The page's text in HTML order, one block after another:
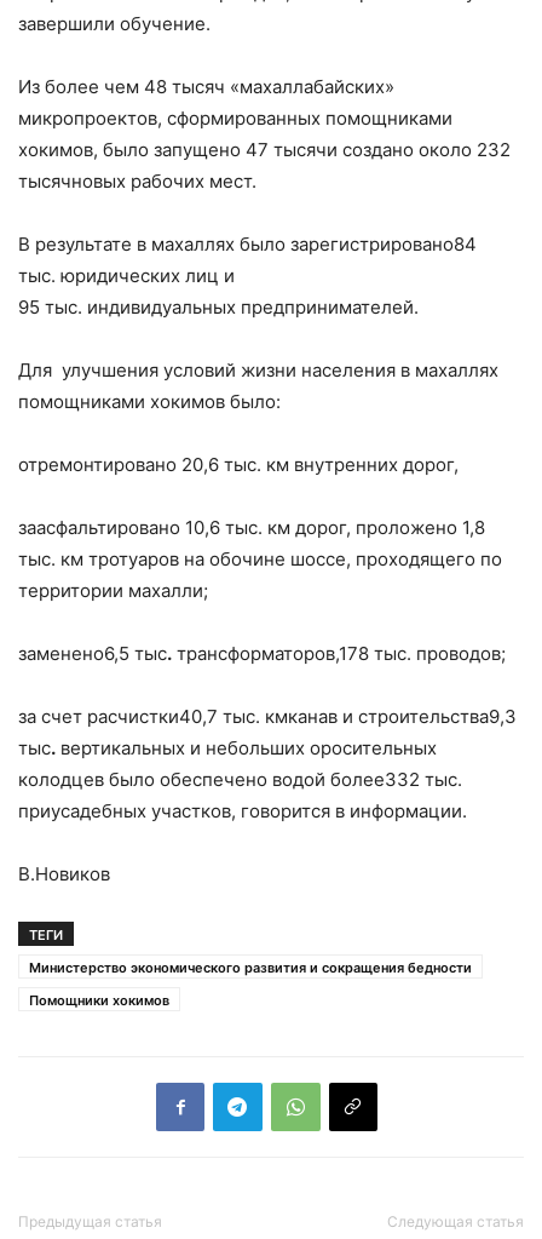
завершили обучение.
Из более чем 48 тысяч «махаллабайских»
микропроектов, сформированных помощниками
хокимов, было запущено 47 тысячи создано около 232
тысячновых рабочих мест.
В результате в махаллях было зарегистрировано84
тыс. юридических лиц и
95 тыс. индивидуальных предпринимателей.
Для улучшения условий жизни населения в махаллях
помощниками хокимов было:
отремонтировано 20,6 тыс. км внутренних дорог,
заасфальтировано 10,6 тыс. км дорог, проложено 1,8
тыс. км тротуаров на обочине шоссе, проходящего по
территории махалли;
заменено6,5 тыс. трансформаторов,178 тыс. проводов;
за счет расчистки40,7 тыс. кмканав и строительства9,3
тыс. вертикальных и небольших оросительных
колодцев было обеспечено водой более332 тыс.
приусадебных участков, говорится в информации.
В.Новиков
ТЕГИ
Министерство экономического развития и сокращения бедности
Помощники хокимов
Предыдущая статья Следующая статья